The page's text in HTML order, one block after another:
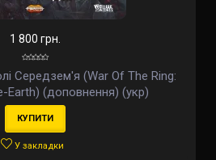
1 800 грн.
Середзем'я (War Of The Ring:
Earth) (доповнення) (укр)
КУПИТИ
У закладки